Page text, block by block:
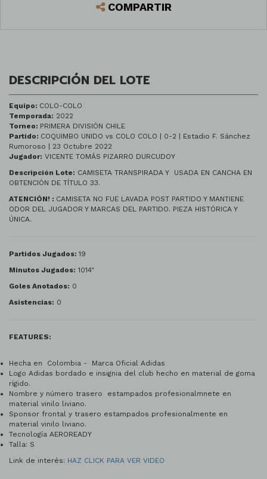
COMPARTIR
DESCRIPCIÓN DEL LOTE
Equipo: COLO-COLO
Temporada: 2022
Torneo: PRIMERA DIVISIÓN CHILE
Partido: COQUIMBO UNIDO vs COLO COLO | 0-2 | Estadio F. Sánchez
Rumoroso | 23 Octubre 2022
Jugador: VICENTE TOMÁS PIZARRO DURCUDOY
Descripción Lote: CAMISETA TRANSPIRADA Y USADA EN CANCHA EN
OBTENCIÓN DE TÍTULO 33.
ATENCIÓN! : CAMISETA NO FUE LAVADA POST PARTIDO Y MANTIENE
ODOR DEL JUGADOR Y MARCAS DEL PARTIDO. PIEZA HISTÓRICA Y
ÚNICA.
Partidos Jugados: 19
Minutos Jugados: 1014"
Goles Anotados: 0
Asistencias: 0
FEATURES:
Hecha en Colombia - Marca Oficial Adidas
Logo Adidas bordado e insignia del club hecho en material de goma
rígido.
Nombre y número trasero estampados profesionalmnete en
material vinilo liviano.
Sponsor frontal y trasero estampados profesionalmente en
material vinilo liviano.
Tecnología AEROREADY
Talla: S
Link de interés: HAZ CLICK PARA VER VIDEO